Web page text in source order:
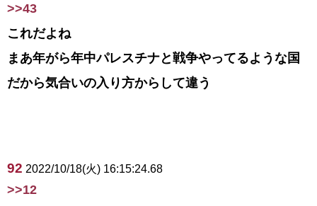
>>43
これだよね
まあ年がら年中パレスチナと戦争やってるような国
だから気合いの入り方からして違う
92 2022/10/18(火) 16:15:24.68
>>12